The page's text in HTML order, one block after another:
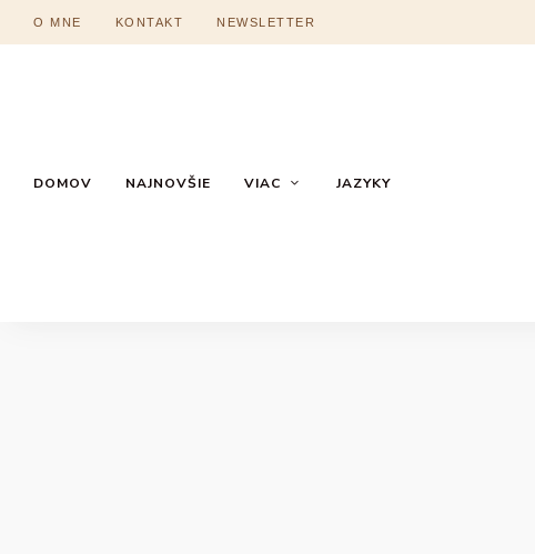
O MNE KONTAKT NEWSLETTER
DOMOV NAJNOVŠIE VIAC JAZYKY